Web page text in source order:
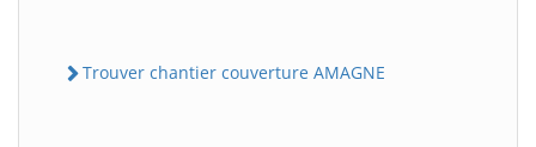
Trouver chantier couverture AMAGNE